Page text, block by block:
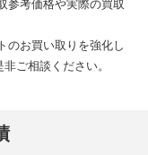
参考価格や実際の買取
のお買い取りを強化し
ご相談ください。